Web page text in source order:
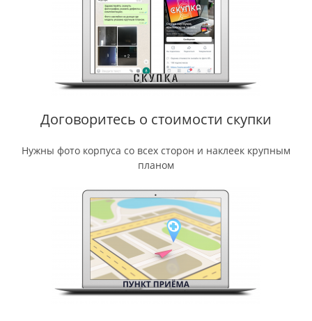
Договоритесь о стоимости скупки
Нужны фото корпуса со всех сторон и наклеек крупным
планом